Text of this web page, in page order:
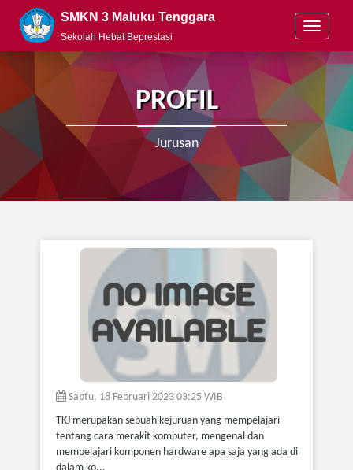
T
o
g
e
n
a
i
a
SMKN 3 Maluku Tenggara
Sekolah Hebat Beprestasi
PROFIL
Jurusan
Sabtu, 18 Februari 2023 03:25 WIB
TKJ merupakan sebuah kejuruan yang mempelajari
tentang cara merakit komputer, mengenal dan
mempelajari komponen hardware apa saja yang ada di